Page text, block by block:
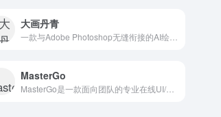
大画丹青
MasterGo
MasterGo是一款面向团队的专业在线UI/UX设计工具...